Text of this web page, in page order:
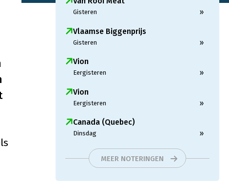
Gisteren »
Vlaamse Biggenprijs
Gisteren »
Vion
Eergisteren »
Vion
Eergisteren »
Canada (Quebec)
Dinsdag »
MEER NOTERINGEN